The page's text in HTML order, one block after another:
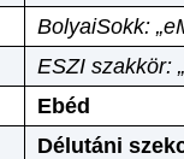
BolyaiSokk:
ESZI szakkör:
Ebéd
Délutáni